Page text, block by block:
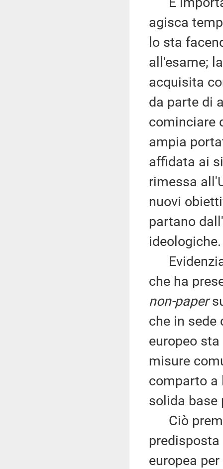
agisca
lo sta
all'esame;
acquisita
da parte di
cominciare
ampia
affidata ai
rimessa
nuovi
partano
ideologiche.
Evidenzia
che ha
non-paper
che in sede
europeo
misure
comparto a
solida base
Ciò
europea